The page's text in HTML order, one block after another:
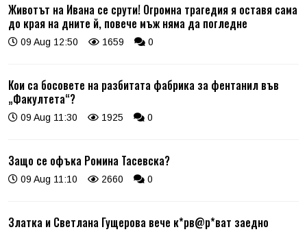
Животът на Ивана се срути! Огромна трагедия я оставя сама
до края на дните й, повече мъж няма да погледне
09 Aug 12:50 1659 0
Кои са босовете на разбитата фабрика за фентанил във
„Факултета“?
09 Aug 11:30 1925 0
Защо се офъка Ромина Тасевска?
09 Aug 11:10 2660 0
Златка и Светлана Гущерова вече к*рв@р*ват заедно